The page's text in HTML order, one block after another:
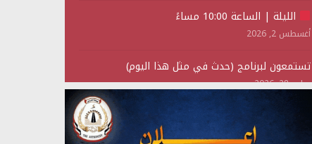
الليلة | الساعة 10:00 مساءً
أغسطس 2, 2026
تستمعون لبرنامج (حدث في مثل هذا اليوم)
يوليو 28, 2026
(نحن لا نهزم) بث مباشر